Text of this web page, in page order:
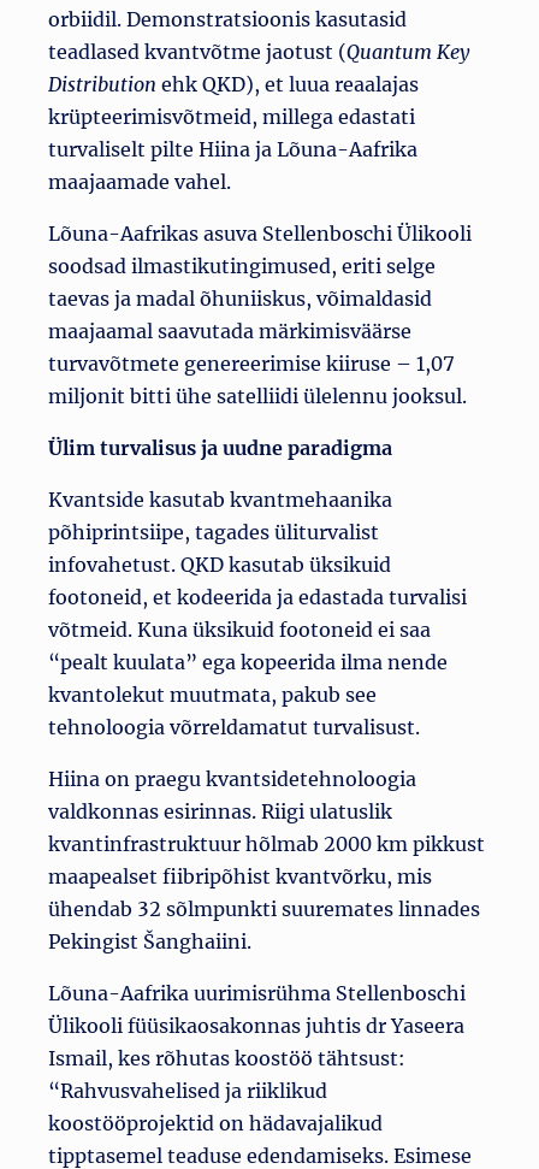
orbiidil. Demonstratsioonis kasutasid
teadlased kvantvõtme jaotust (Quantum Key
Distribution ehk QKD), et luua reaalajas
krüpteerimisvõtmeid, millega edastati
turvaliselt pilte Hiina ja Lõuna-Aafrika
maajaamade vahel.
Lõuna-Aafrikas asuva Stellenboschi Ülikooli
soodsad ilmastikutingimused, eriti selge
taevas ja madal õhuniiskus, võimaldasid
maajaamal saavutada märkimisväärse
turvavõtmete genereerimise kiiruse – 1,07
miljonit bitti ühe satelliidi ülelennu jooksul.
Ülim turvalisus ja uudne paradigma
Kvantside kasutab kvantmehaanika
põhiprintsiipe, tagades üliturvalist
infovahetust. QKD kasutab üksikuid
footoneid, et kodeerida ja edastada turvalisi
võtmeid. Kuna üksikuid footoneid ei saa
“pealt kuulata” ega kopeerida ilma nende
kvantolekut muutmata, pakub see
tehnoloogia võrreldamatut turvalisust.
Hiina on praegu kvantsidetehnoloogia
valdkonnas esirinnas. Riigi ulatuslik
kvantinfrastruktuur hõlmab 2000 km pikkust
maapealset fiibripõhist kvantvõrku, mis
ühendab 32 sõlmpunkti suuremates linnades
Pekingist Šanghaiini.
Lõuna-Aafrika uurimisrühma Stellenboschi
Ülikooli füüsikaosakonnas juhtis dr Yaseera
Ismail, kes rõhutas koostöö tähtsust:
“Rahvusvahelised ja riiklikud
koostööprojektid on hädavajalikud
tipptasemel teaduse edendamiseks. Esimese